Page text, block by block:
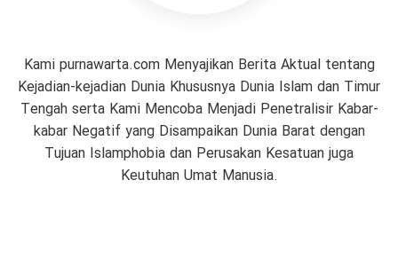
Kami purnawarta.com Menyajikan Berita Aktual tentang
Kejadian-kejadian Dunia Khususnya Dunia Islam dan Timur
Tengah serta Kami Mencoba Menjadi Penetralisir Kabar-
kabar Negatif yang Disampaikan Dunia Barat dengan
Tujuan Islamphobia dan Perusakan Kesatuan juga
Keutuhan Umat Manusia.